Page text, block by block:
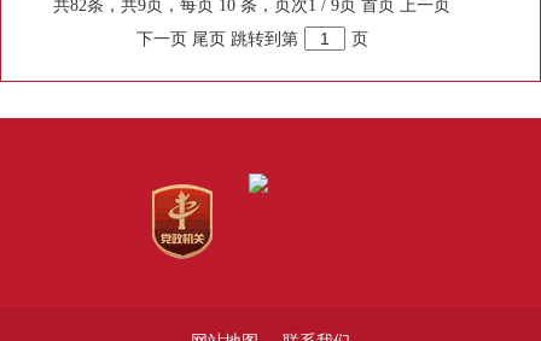
共82条，共9页，每页 10 条，页次1 / 9页 首页
上一页
下一页 尾页 跳转到第 页